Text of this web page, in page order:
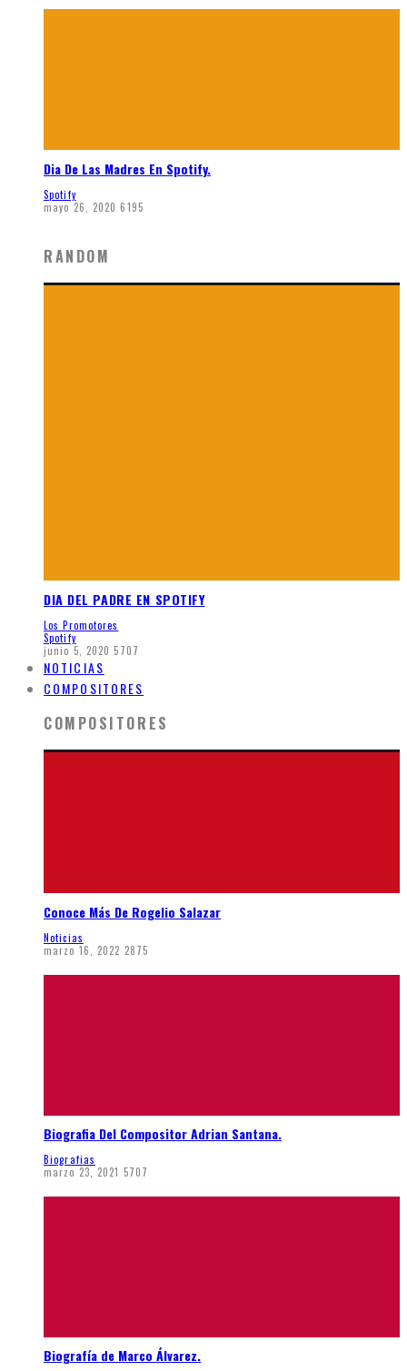
Dia De Las Madres En Spotify.
Spotify
mayo 26, 2020 6195
RANDOM
DIA DEL PADRE EN SPOTIFY
Los Promotores
Spotify
junio 5, 2020 5707
NOTICIAS
COMPOSITORES
COMPOSITORES
Conoce Más De Rogelio Salazar
Noticias
marzo 16, 2022 2875
Biografia Del Compositor Adrian Santana.
Biografias
marzo 23, 2021 5707
Biografía de Marco Álvarez.